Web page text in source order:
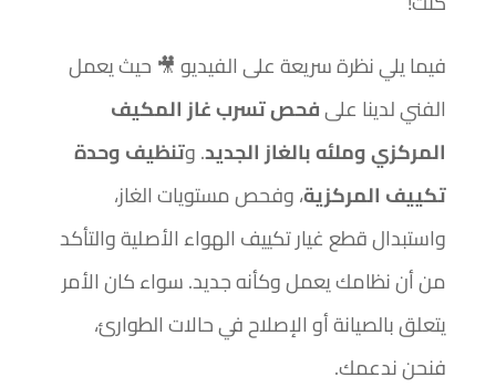
فيما يلي نظرة سريعة على الفيديو🎥 حيث يعمل
الفني لدينا علىفحص تسرب غاز المكيف
المركزي وملئه بالغاز الجديد. وتنظيف وحدة
تكييف المركزية، وفحص مستويات الغاز،
واستبدال قطع غيار تكييف الهواء الأصلية والتأكد
من أن نظامك يعمل وكأنه جديد. سواء كان الأمر
يتعلق بالصيانة أو الإصلاح في حالات الطوارئ،
فنحن ندعمك.